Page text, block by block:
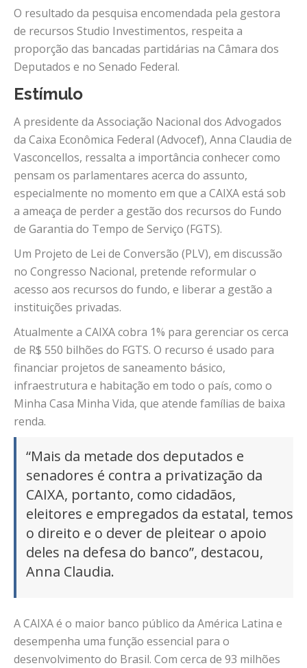
O resultado da pesquisa encomendada pela gestora
de recursos Studio Investimentos, respeita a
proporção das bancadas partidárias na Câmara dos
Deputados e no Senado Federal.
Estímulo
A presidente da Associação Nacional dos Advogados
da Caixa Econômica Federal (Advocef), Anna Claudia de
Vasconcellos, ressalta a importância conhecer como
pensam os parlamentares acerca do assunto,
especialmente no momento em que a CAIXA está sob
a ameaça de perder a gestão dos recursos do Fundo
de Garantia do Tempo de Serviço (FGTS).
Um Projeto de Lei de Conversão (PLV), em discussão
no Congresso Nacional, pretende reformular o
acesso aos recursos do fundo, e liberar a gestão a
instituições privadas.
Atualmente a CAIXA cobra 1% para gerenciar os cerca
de R$ 550 bilhões do FGTS. O recurso é usado para
financiar projetos de saneamento básico,
infraestrutura e habitação em todo o país, como o
Minha Casa Minha Vida, que atende famílias de baixa
renda.
“Mais da metade dos deputados e
senadores é contra a privatização da
CAIXA, portanto, como cidadãos,
eleitores e empregados da estatal, temos
o direito e o dever de pleitear o apoio
deles na defesa do banco”, destacou,
Anna Claudia.
A CAIXA é o maior banco público da América Latina e
desempenha uma função essencial para o
desenvolvimento do Brasil. Com cerca de 93 milhões